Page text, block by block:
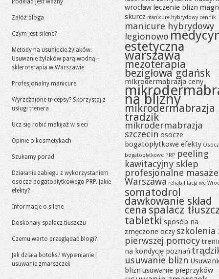
Podkład jest ważny
Załóż bloga
Czym jest silene?
Metody na usunięcie żylaków.
Usuwanie żylaków parą wodną –
skleroterapia w Warszawie
Profesjonalny manicure
Wyrzeźbione tricepsy? Skorzystaj z
usługi trenera
Ucz się robić makijaż w sieci
Opinie o kosmetykach
Szukamy porad
Działanie zabiegu z wykorzystaniem
osocza bogatopłytkowego PRP. Jakie
efekty?
Informacje o silene
Doskonały spalacz tłuszczu
Czemu warto przeglądać blogi?
Jak działa botoks? Wypełnianie i
usuwanie zmarszczek
wrocław leczenie blizn
skurcz manicure hybrydowy cennik
manicure hybrydowy
legionowo
estetyczna
warszawa
mezoterapia
bezigłowa gdańsk
mikrodermabrazja ceny
na blizny
mikrodermabrazja
tradzik
mikrodermabrazja
szczecin osocze
bogatopłytkowe efekty
bogatopłytkowe PRP peeling
kawitacyjny sklep
profesjonalne masaże
Warszawa rehabilitacja we
somatodrol
dawkowanie skład
cena spalacz
tabletki sposób na
zmęczone oczy szkolenia
pierwszej pomocy
na kondycję poznań
usuwanie blizn
blizn usuwanie pieprzyków